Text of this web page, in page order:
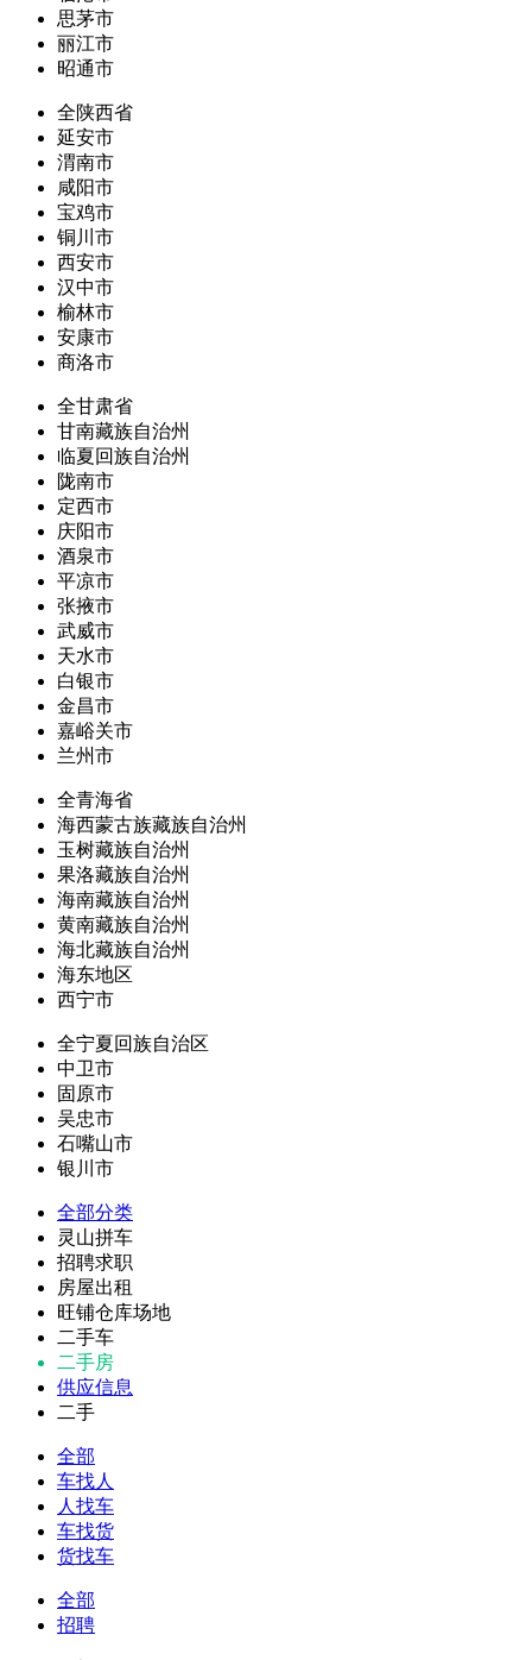
思茅市
丽江市
昭通市
全陕西省
延安市
渭南市
咸阳市
宝鸡市
铜川市
西安市
汉中市
榆林市
安康市
商洛市
全甘肃省
甘南藏族自治州
临夏回族自治州
陇南市
定西市
庆阳市
酒泉市
平凉市
张掖市
武威市
天水市
白银市
金昌市
嘉峪关市
兰州市
全青海省
海西蒙古族藏族自治州
玉树藏族自治州
果洛藏族自治州
海南藏族自治州
黄南藏族自治州
海北藏族自治州
海东地区
西宁市
全宁夏回族自治区
中卫市
固原市
吴忠市
石嘴山市
银川市
全部分类
灵山拼车
招聘求职
房屋出租
旺铺仓库场地
二手车
二手房
供应信息
二手
全部
车找人
人找车
车找货
货找车
全部
招聘